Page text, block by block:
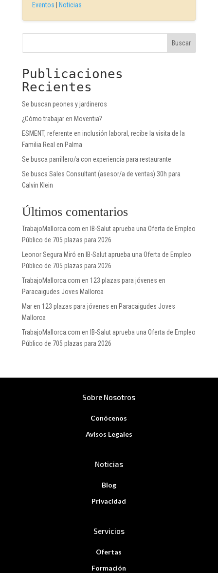
Eventos
Noticias
Buscar
Publicaciones
Recientes
Se buscan peones y jardineros
¿Cómo trabajar en Moventia?
ESMENT, referente en inclusión laboral, recibe la visita de la
Familia Real en Palma
Se busca parrillero/a con experiencia para restaurante
Se busca Sales Consultant (asesor/a de ventas) 30h para
Calvin Klein
Últimos comentarios
TrabajoMallorca.com en IB-Salut aprueba una Oferta de Empleo
Público de 705 plazas para 2026
Leonor Segura Miró en IB-Salut aprueba una Oferta de Empleo
Público de 705 plazas para 2026
TrabajoMallorca.com en 123 plazas para jóvenes en
Paracaigudes Joves Mallorca
Maren 123 plazas para jóvenes en Paracaigudes Joves
Mallorca
TrabajoMallorca.com en IB-Salut aprueba una Oferta de Empleo
Público de 705 plazas para 2026
Sobre Nosotros
Conócenos
Avisos Legales
Noticias
Blog
Privacidad
Servicios
Ofertas
Formación